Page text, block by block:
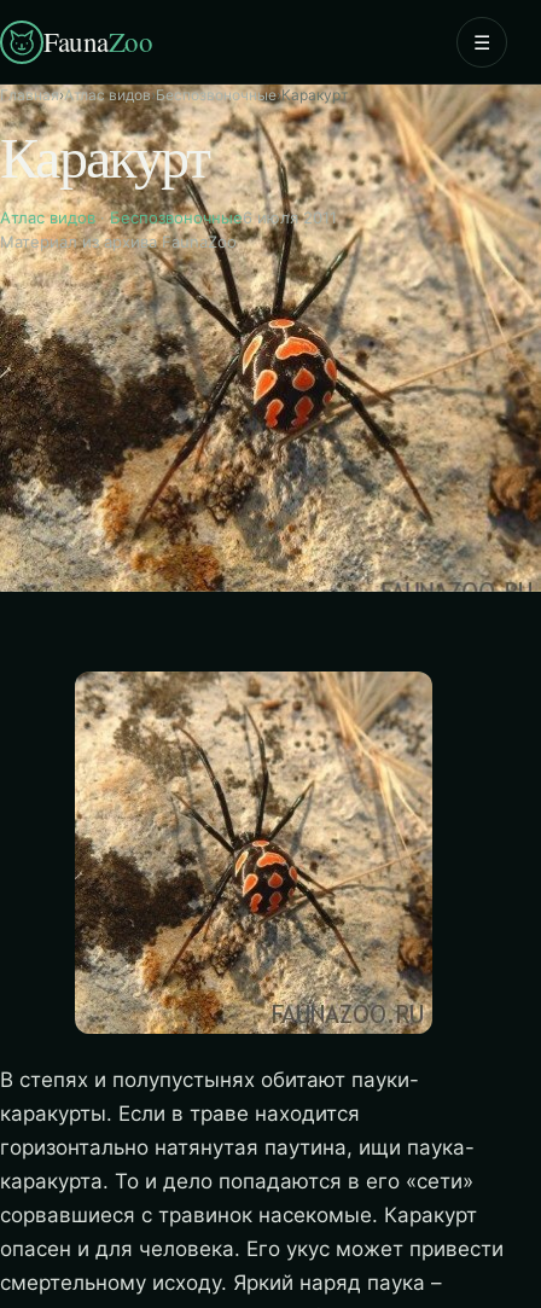
FaunaZoo ☰
Главная›Атлас видов›Беспозвоночные›Каракурт
Каракурт
Атлас видов·Беспозвоночные6 июля 2011
Материал из архива FaunaZoo
В степях и полупустынях обитают пауки-
каракурты. Если в траве находится
горизонтально натянутая паутина, ищи паука-
каракурта. То и дело попадаются в его «сети»
сорвавшиеся с травинок насекомые. Каракурт
опасен и для человека. Его укус может привести
смертельному исходу. Яркий наряд паука –